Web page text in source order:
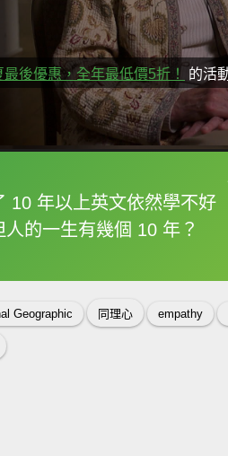
最後優惠，全年最低價5折！ 的活
10 年以上英文依然學不好
人的一生有幾個 10 年？
框選或點兩下字幕可
Geographic 同理心 empathy